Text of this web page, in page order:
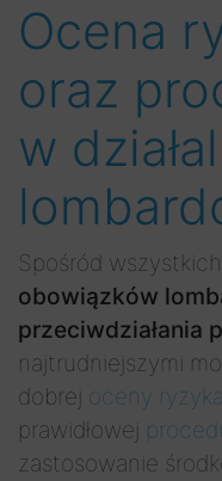
Ocena
oraz
w
Spośród
obowiązków
przeciwdziałania
najtrudniejszymi
dobrej oceny
prawidłowej
zastosowanie